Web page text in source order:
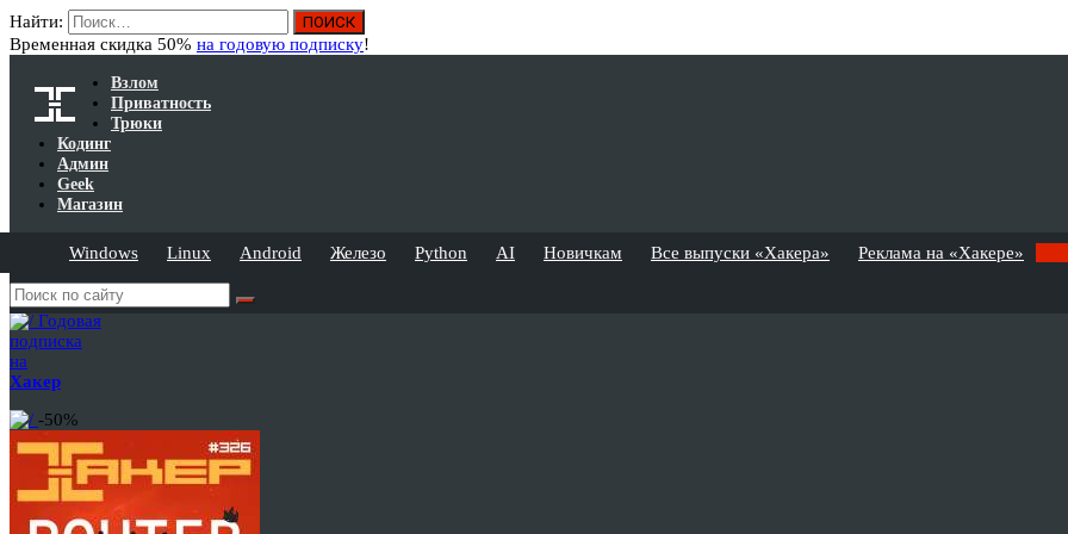
Найти:
Временная скидка 50% на годовую подписку!
Взлом
Приватность
Трюки
Кодинг
Админ
Geek
Магазин
Windows Linux Android Железо Python AI Новичкам Все выпуски «Хакера» Реклама на «Хакере»
Годовая
подписка
на
Хакер
-50%